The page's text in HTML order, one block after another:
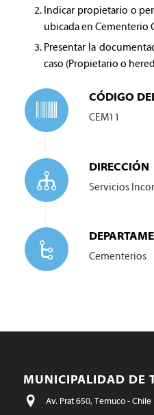
Indicar propietario o
ubicada en Cementerio
Presentar la
caso (Propietario o
CÓDIGO
CEM11
DIRECCIÓN
Servicios
Cementerios
MUNICIPALIDAD DE
Av. Prat 650, Temuco - Chile